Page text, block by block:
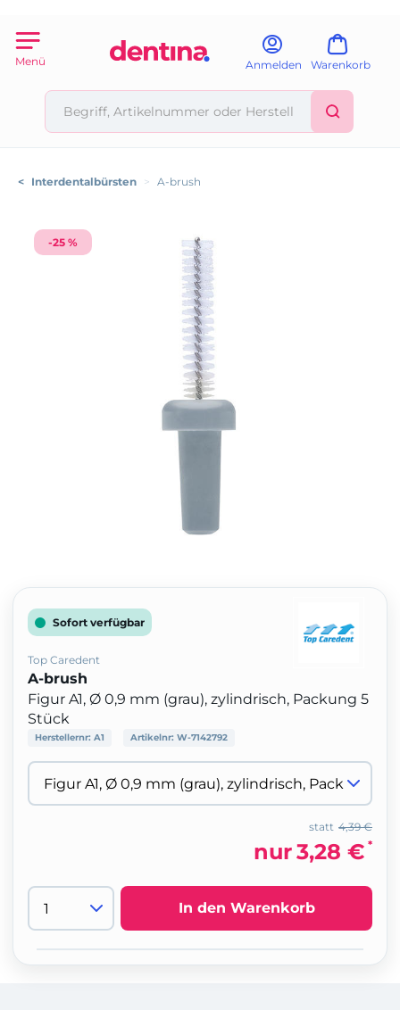
Menü Anmelden Warenkorb
< Interdentalbürsten > A-brush
-25 %
Sofort verfügbar
Top Caredent
A-brush
Figur A1, Ø 0,9 mm (grau), zylindrisch, Packung 5
Stück
Herstellernr: A1 Artikelnr: W-7142792
4,39 €
statt
nur3,28 € *
In den Warenkorb